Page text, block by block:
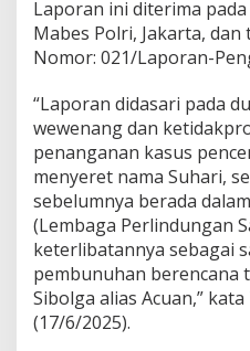
n
r
i
a
l
i
i
Laporan ini diterima
Mabes Polri, Jakarta,
Nomor: 021/Laporan-
“Laporan didasari pada
wewenang dan
penanganan kasus
menyeret nama Suhari,
sebelumnya berada
(Lembaga Perlindungan
keterlibatannya sebagai
pembunuhan berencana
Sibolga alias Acuan,”
(17/6/2025).